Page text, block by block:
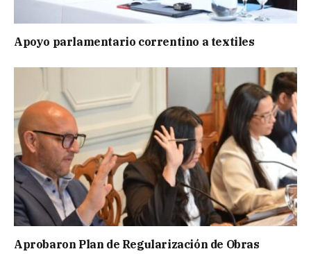
Apoyo parlamentario correntino a textiles
Aprobaron Plan de Regularización de Obras